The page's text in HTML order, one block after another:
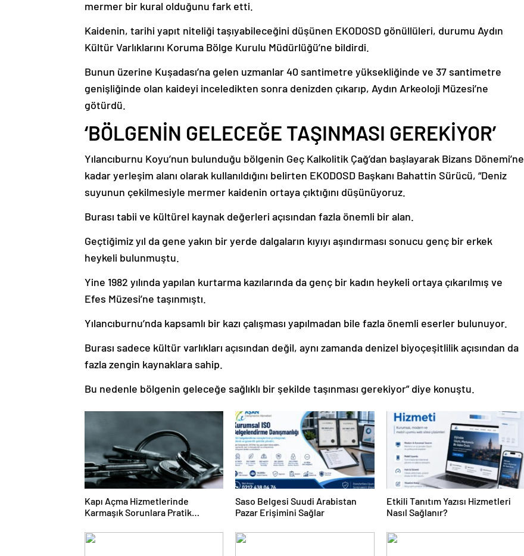
mermer bir kural olduğunu fark etti.
Kaidenin, tarihi yapıt niteliği taşıyabileceğini düşünen EKODOSD gönüllüleri, durumu Aydın
Kültür Varlıklarını Koruma Bölge Kurulu Müdürlüğü’ne bildirdi.
Bunun üzerine Kuşadası’na gelen uzmanlar 40 santimetre yüksekliğinde ve 37 santimetre
genişliğinde olan kaideyi inceledikten sonra denizden çıkarıp, Aydın Arkeoloji Müzesi’ne
götürdü.
‘BÖLGENİN GELECEĞE TAŞINMASI GEREKİYOR’
Yılancıburnu Koyu’nun bulunduğu bölgenin Geç Kalkolitik Çağ’dan başlayarak Bizans Dönemi’ne
kadar yerleşim alanı olarak kullanıldığını belirten EKODOSD Başkanı Bahattin Sürücü, “Deniz
suyunun çekilmesiyle mermer kaidenin ortaya çıktığını düşünüyoruz.
Burası tabii ve kültürel kaynak değerleri açısından fazla önemli bir alan.
Geçtiğimiz yıl da gene yakın bir yerde dalgaların kıyıyı aşındırması sonucu genç bir erkek
heykeli bulunmuştu.
Yine 1982 yılında yapılan kurtarma kazılarında da genç bir kadın heykeli ortaya çıkarılmış ve
Efes Müzesi’ne taşınmıştı.
Yılancıburnu’nda kapsamlı bir kazı çalışması yapılmadan bile fazla önemli eserler bulunuyor.
Burası sadece kültür varlıkları açısından değil, aynı zamanda denizel biyoçeşitlilik açısından da
fazla zengin kaynaklara sahip.
Bu nedenle bölgenin geleceğe sağlıklı bir şekilde taşınması gerekiyor” diye konuştu.
Kapı Açma Hizmetlerinde
Karmaşık Sorunlara Pratik
Saso Belgesi Suudi Arabistan
Pazar Erişimini Sağlar
Etkili Tanıtım Yazısı Hizmetleri
Nasıl Sağlanır?